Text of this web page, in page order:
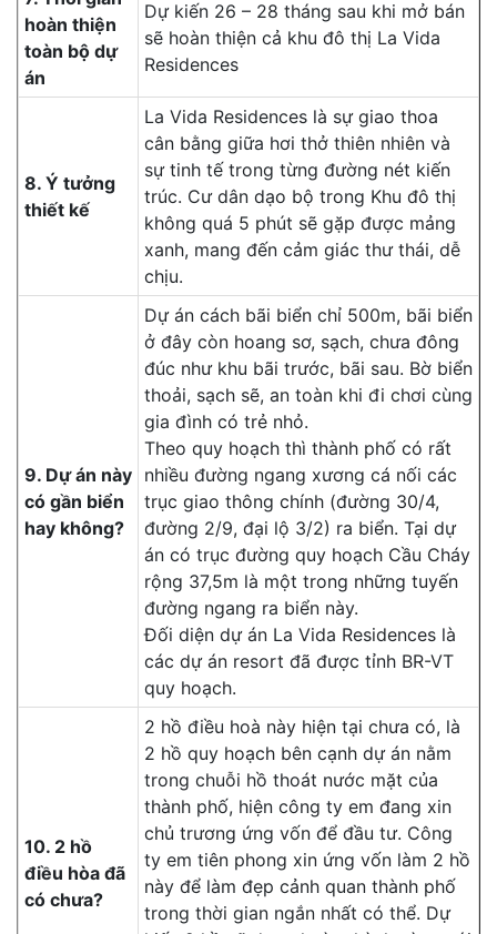
hoàn thiện
toàn bộ dự
án
Dự kiến 26 – 28 tháng sau khi mở bán
sẽ hoàn thiện cả khu đô thị La Vida
Residences
8. Ý tưởng
thiết kế
La Vida Residences là sự giao thoa
cân bằng giữa hơi thở thiên nhiên và
sự tinh tế trong từng đường nét kiến
trúc. Cư dân dạo bộ trong Khu đô thị
không quá 5 phút sẽ gặp được mảng
xanh, mang đến cảm giác thư thái, dễ
chịu.
9. Dự án này
có gần biển
hay không?
Dự án cách bãi biển chỉ 500m, bãi biển
ở đây còn hoang sơ, sạch, chưa đông
đúc như khu bãi trước, bãi sau. Bờ biển
thoải, sạch sẽ, an toàn khi đi chơi cùng
gia đình có trẻ nhỏ.
Theo quy hoạch thì thành phố có rất
nhiều đường ngang xương cá nối các
trục giao thông chính (đường 30/4,
đường 2/9, đại lộ 3/2) ra biển. Tại dự
án có trục đường quy hoạch Cầu Cháy
rộng 37,5m là một trong những tuyến
đường ngang ra biển này.
Đối diện dự án La Vida Residences là
các dự án resort đã được tỉnh BR-VT
quy hoạch.
10. 2 hồ
điều hòa đã
có chưa?
2 hồ điều hoà này hiện tại chưa có, là
2 hồ quy hoạch bên cạnh dự án nằm
trong chuỗi hồ thoát nước mặt của
thành phố, hiện công ty em đang xin
chủ trương ứng vốn để đầu tư. Công
ty em tiên phong xin ứng vốn làm 2 hồ
này để làm đẹp cảnh quan thành phố
trong thời gian ngắn nhất có thể. Dự